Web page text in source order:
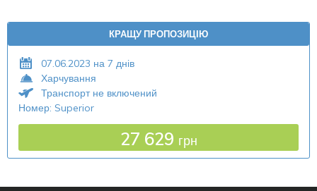
КРАЩУ ПРОПОЗИЦІЮ
07.06.2023 на 7 днів
Харчування
Транспорт не включений
Номер: Superior
27 629 грн